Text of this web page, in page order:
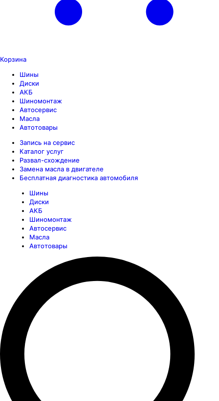
Корзина
Шины
Диски
АКБ
Шиномонтаж
Автосервис
Масла
Автотовары
Запись на сервис
Каталог услуг
Развал-схождение
Замена масла в двигателе
Бесплатная диагностика автомобиля
Шины
Диски
АКБ
Шиномонтаж
Автосервис
Масла
Автотовары